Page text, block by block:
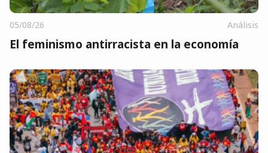
05/08/26 Análisis
El feminismo antirracista en la economía